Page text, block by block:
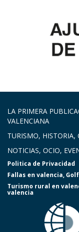
LA PRIMERA
VALENCIANA
TURISMO, HISTORIA,
NOTICIAS, OCIO,
Politica de Privacidad
Fallas en valencia,
Turismo rural en
valencia